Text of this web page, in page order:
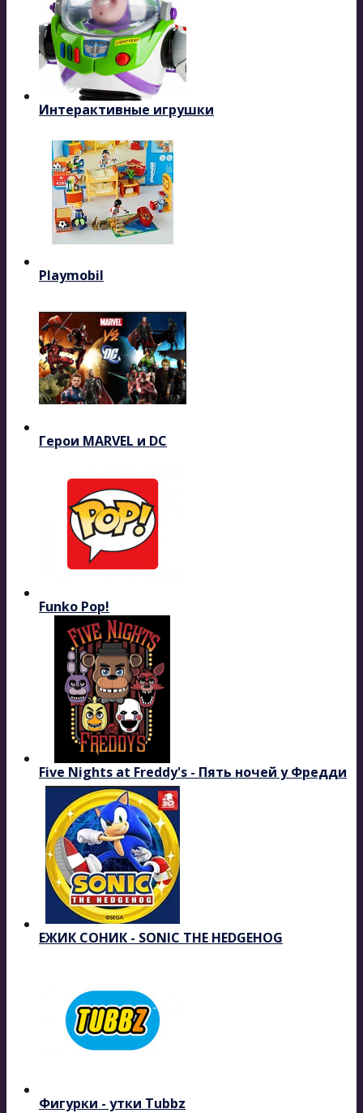
Интерактивные игрушки
Playmobil
Герои MARVEL и DC
Funko Pop!
Five Nights at Freddy's - Пять ночей у Фредди
ЕЖИК СОНИК - SONIC THE HEDGEHOG
Фигурки - утки Tubbz